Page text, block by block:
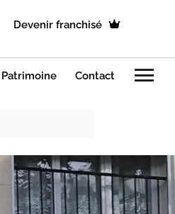
Devenir franchisé
Patrimoine Contact menu